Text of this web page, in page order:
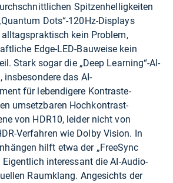
Spitzenhelligkeiten
Dots“-120Hz-Displays
kein Problem,
Edge-LED-Bauweise kein
Stark sogar die „Deep Learning“-AI-
insbesondere das AI-
für lebendigere Kontraste-
umsetzbaren Hochkontrast-
von HDR10, leider nicht von
Verfahren wie Dolby Vision. In
hilft etwa der „FreeSync
Eigentlich interessant die AI-Audio-
Raumklang. Angesichts der